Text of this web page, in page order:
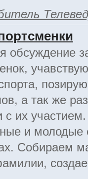
обсуждение
а так же
с их
и молодые
Собираем